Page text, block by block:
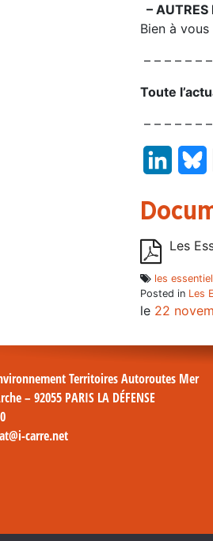
–
Bien à vous
– – – – – –
Toute
– – – – – –
Les
les
Posted in Les
le 22
Territoires Autoroutes Mer
– 92055 PARIS LA DÉFENSE
carre.net